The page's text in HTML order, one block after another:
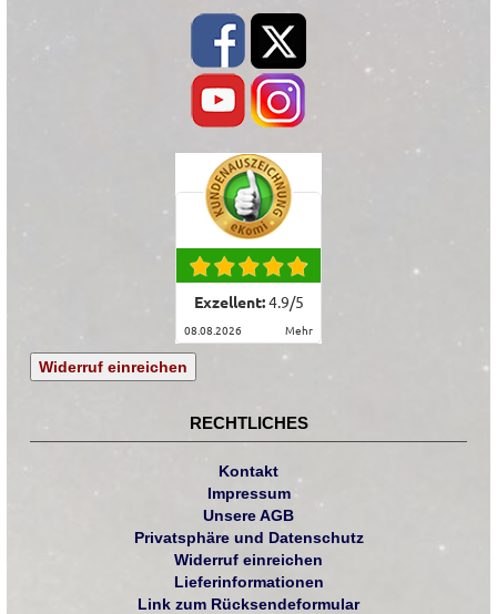
Exzellent:4.9/5
08.08.2026 mehr
Widerruf einreichen
RECHTLICHES
Kontakt
Impressum
Unsere AGB
Privatsphäre und Datenschutz
Widerruf einreichen
Lieferinformationen
Link zum Rücksendeformular